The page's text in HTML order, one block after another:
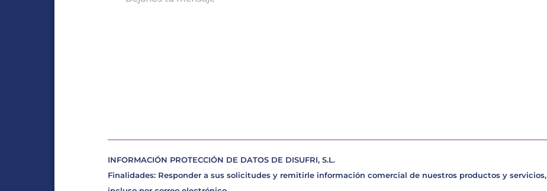
INFORMACIÓN PROTECCIÓN DE DATOS DE DISUFRI, S.L.
Finalidades: Responder a sus solicitudes y remitirle información comercial de nuestros productos y servicios,